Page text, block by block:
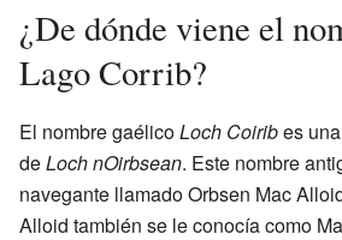
¿De dónde viene el
Lago Corrib?
El nombre gaélicoLoch Coiribes
deLoch nOirbsean. Este nombre
navegante llamado Orbsen Mac
Alloid también se le conocía como